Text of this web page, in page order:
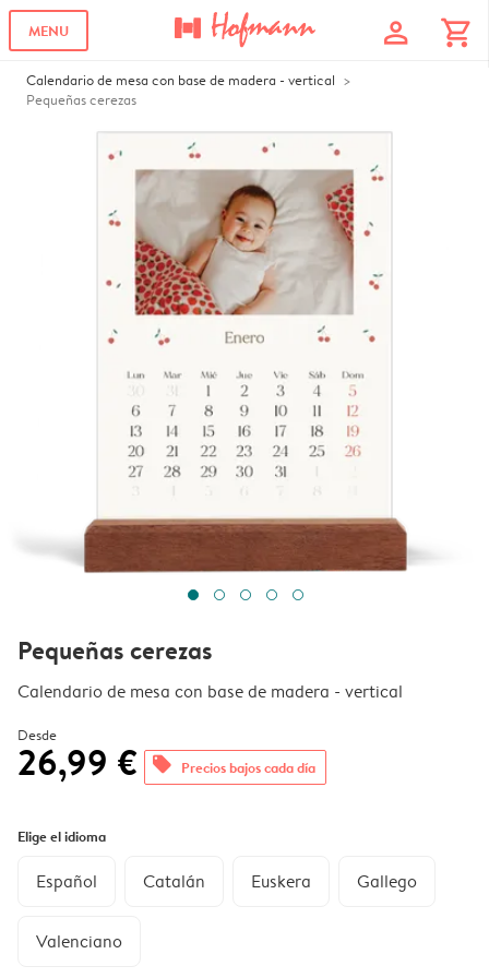
MENU profile shopping_cart
Calendario de mesa con base de madera - vertical
Pequeñas cerezas
Pequeñas cerezas
Calendario de mesa con base de madera - vertical
Desde
26,99 € offers Precios bajos cada día
Elige el idioma
Español Catalán Euskera Gallego
Valenciano